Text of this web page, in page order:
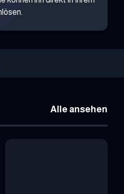
Alle ansehen